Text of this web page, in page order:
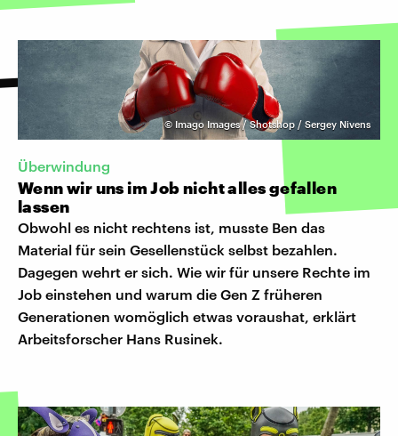
© Imago Images / Shotshop / Sergey Nivens
Überwindung
Wenn wir uns im Job nicht alles gefallen
lassen
Obwohl es nicht rechtens ist, musste Ben das
Material für sein Gesellenstück selbst bezahlen.
Dagegen wehrt er sich. Wie wir für unsere Rechte im
Job einstehen und warum die Gen Z früheren
Generationen womöglich etwas voraushat, erklärt
Arbeitsforscher Hans Rusinek.